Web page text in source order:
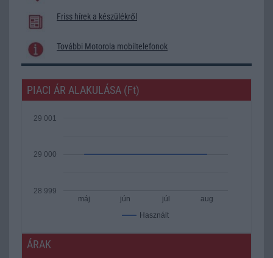
Friss hírek a készülékről
További Motorola mobiltelefonok
PIACI ÁR ALAKULÁSA (Ft)
Használt
máj jún júl aug
28 999
29 000
29 001
ÁRAK